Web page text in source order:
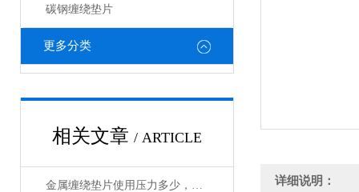
碳钢缠绕垫片
更多分类
相关文章 / ARTICLE
金属缠绕垫片使用压力多少，使用温度多少 详细说明：